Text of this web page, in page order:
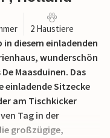
2 Haustiere
in diesem einladenden
wunderschön
Maasduinen. Das
einladende Sitzecke
am Tischkicker
Tag in der
großzügige,